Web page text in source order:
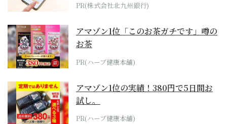
PR(株式会社北九州銀行)
アマゾン1位「このお茶ガチです」噂の
お茶
PR(ハーブ健康本舗)
アマゾン1位の実績！380円で5日間お
試し。
PR(ハーブ健康本舗)